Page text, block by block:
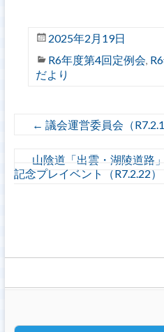
2025年2月19日
R6年度第4回定例会,
だより
← 議会運営委員会（
山陰道「出雲・湖陵道路
記念プレイベント（R7.2.22）